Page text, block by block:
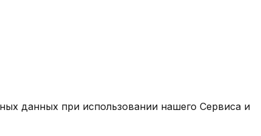
данных при использовании нашего Сервиса и